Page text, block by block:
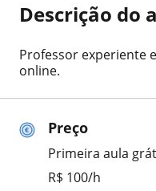
Preço
Primeira aula
R$ 100/h
Descrição do
Professor experiente
online.